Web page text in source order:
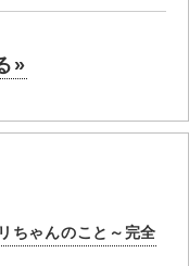
»
ちゃんのこと～完全